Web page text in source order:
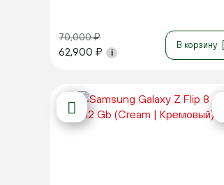
70,000₽
62,900 ₽ i
В корзину